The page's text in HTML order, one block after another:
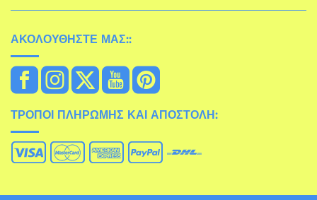
ΑΚΟΛΟΥΘΉΣΤΕ ΜΑΣ::
ΤΡΌΠΟΙ ΠΛΗΡΩΜΉΣ ΚΑΙ ΑΠΟΣΤΟΛΉ: